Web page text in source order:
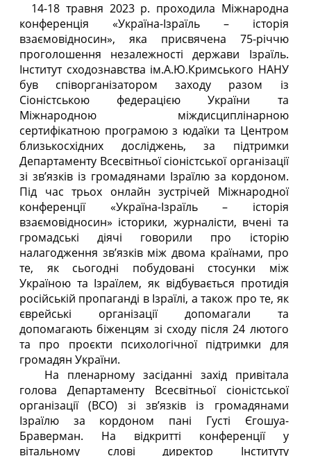
14-18 травня 2023 р. проходила Міжнародна
конференція «Україна-Ізраїль – історія
взаємовідносин», яка присвячена 75-річчю
проголошення незалежності держави Ізраїль.
Інститут сходознавства ім.А.Ю.Кримського НАНУ
був співорганізатором заходу разом із
Сіоністською федерацією України та
Міжнародною міждисциплінарною
сертифікатною програмою з юдаїки та Центром
близькосхідних досліджень, за підтримки
Департаменту Всесвітньої сіоністської організації
зі зв’язків із громадянами Ізраїлю за кордоном.
Під час трьох онлайн зустрічей Міжнародної
конференції «Україна-Ізраїль – історія
взаємовідносин» історики, журналісти, вчені та
громадські діячі говорили про історію
налагодження зв’язків між двома країнами, про
те, як сьогодні побудовані стосунки між
Україною та Ізраїлем, як відбувається протидія
російській пропаганді в Ізраїлі, а також про те, як
єврейські організації допомагали та
допомагають біженцям зі сходу після 24 лютого
та про проєкти психологічної підтримки для
громадян України.
На пленарному засіданні захід привітала
голова Департаменту Всесвітньої сіоністської
організації (ВСО) зі зв’язків із громадянами
Ізраїлю за кордоном пані Густі Єгошуа-
Браверман. На відкритті конференції у
вітальному слові директор Інституту